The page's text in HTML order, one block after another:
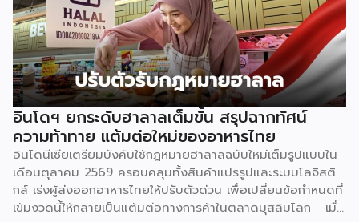
ก่อนหน้า และคิดเป็นสัดส่วนใกล้ 30% ของตลาดค้าปลีกทั้งหมด
ตัวเลขนี้สะท้อนว่าการซื้อของออนไลน์ไม่ใช่ทางเลือกรองอีกต่อ
ไป แต่กลายเป็นพฤติกรรมหลักของผู้บริโภคไทย ผลลัพธ์คือ
“จุดรับ-ส่งพัสดุ” กลายเป็นโครงสร้างพื้นฐานเล็กๆ ที่แทรกอยู่ใน
ทุกชุมชน และเป็นธุรกิจที่ความต้องการวิ่งตามหลังพฤติกรรมผู้
บริโภคแบบไม่มีทีท่าจะหยุด จุดที่ทำให้ธุรกิจนี้ต่างจากธุรกิจ
SME อื่น คือมันไม่จำเป็นต้อง “ทิ้งงานประจำ” มาทำเต็มตัว
เจ้าของร้านชำ ร้านซักรีด หรือแม้แต่บ้านที่มีพื้นที่หน้าบ้านว่าง
สามารถเพิ่มบริการรับ-ส่งพัสดุเป็น “ธุรกิจเสริม” ควบคู่กับกิจการ
เดิมได้ทันที โดยไม่ต้องเปลี่ยนโมเดลธุรกิจทั้งหมด จุดขาย
ของโมเดลนี้คือการเป็น Cross-traffic Strategy คนที่มารับ-ส่ง
พัสดุ […]
อินโดฯ ยกระดับฮาลาลเต็มขั้น สรุปฉากทัศน์
ความท้าทาย แต้มต่อใหม่ของอาหารไทย
อินโดนีเซียเตรียมบังคับใช้กฎหมายฮาลาลฉบับใหม่เต็มรูปแบบใน
เดือนตุลาคม 2569 ครอบคลุมทั้งสินค้าแปรรูปและระบบโลจิสติ
กส์ เร่งผู้ส่งออกอาหารไทยให้ปรับตัวด่วน เพื่อเปลี่ยนข้อกำหนดที่
เข้มงวดนี้ให้กลายเป็นแต้มต่อทางการค้าในตลาดมุสลิมโลก เมื่อ